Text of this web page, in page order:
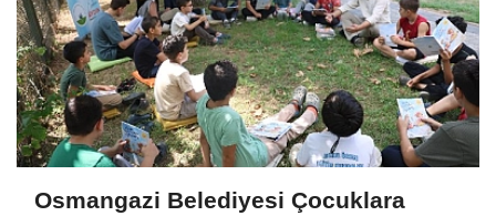
Osmangazi Belediyesi Çocuklara